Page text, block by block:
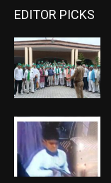
EDITOR PICKS